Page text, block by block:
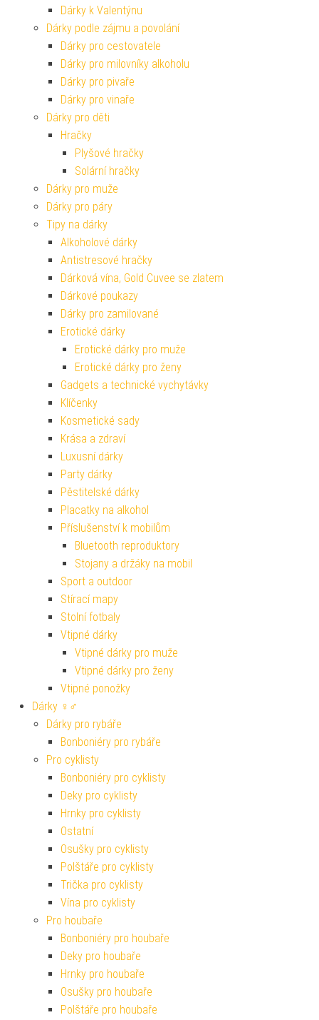
Dárky k Valentýnu
Dárky podle zájmu a povolání
Dárky pro cestovatele
Dárky pro milovníky alkoholu
Dárky pro pivaře
Dárky pro vinaře
Dárky pro děti
Hračky
Plyšové hračky
Solární hračky
Dárky pro muže
Dárky pro páry
Tipy na dárky
Alkoholové dárky
Antistresové hračky
Dárková vína, Gold Cuvee se zlatem
Dárkové poukazy
Dárky pro zamilované
Erotické dárky
Erotické dárky pro muže
Erotické dárky pro ženy
Gadgets a technické vychytávky
Klíčenky
Kosmetické sady
Krása a zdraví
Luxusní dárky
Party dárky
Pěstitelské dárky
Placatky na alkohol
Příslušenství k mobilům
Bluetooth reproduktory
Stojany a držáky na mobil
Sport a outdoor
Stírací mapy
Stolní fotbaly
Vtipné dárky
Vtipné dárky pro muže
Vtipné dárky pro ženy
Vtipné ponožky
Dárky ♀♂
Dárky pro rybáře
Bonboniéry pro rybáře
Pro cyklisty
Bonboniéry pro cyklisty
Deky pro cyklisty
Hrnky pro cyklisty
Ostatní
Osušky pro cyklisty
Polštáře pro cyklisty
Trička pro cyklisty
Vína pro cyklisty
Pro houbaře
Bonboniéry pro houbaře
Deky pro houbaře
Hrnky pro houbaře
Osušky pro houbaře
Polštáře pro houbaře